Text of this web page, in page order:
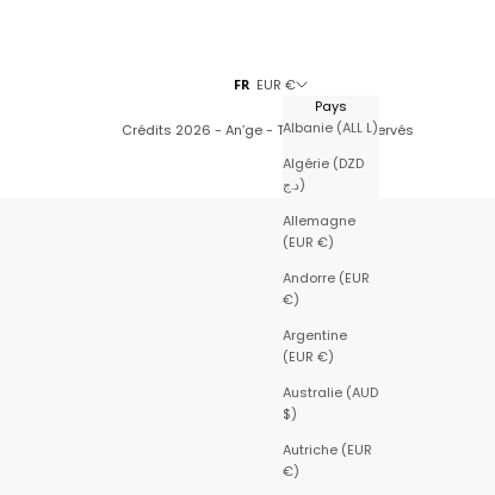
FR EUR €
Pays
Albanie (ALL L)
Algérie (DZD
د.ج)
Allemagne
(EUR €)
Andorre (EUR
€)
Argentine
(EUR €)
Australie (AUD
$)
Autriche (EUR
€)
Crédits 2026 - An’ge - Tous droits réservés